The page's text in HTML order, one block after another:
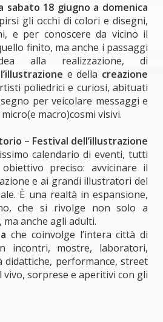
sabato 18 giugno a domenica
gli occhi di colori e disegni,
e per conoscere da vicino il
finito, ma anche i passaggi
alla realizzazione, di
e della creazione
poliedrici e curiosi, abituati
per veicolare messaggi e
macro)cosmi visivi.
– Festival dell’illustrazione
calendario di eventi, tutti
preciso: avvicinare il
e ai grandi illustratori del
È una realtà in espansione,
che si rivolge non solo a
anche agli adulti.
che coinvolge l’intera città di
incontri, mostre, laboratori,
performance, street
vivo, sorprese e aperitivi con gli